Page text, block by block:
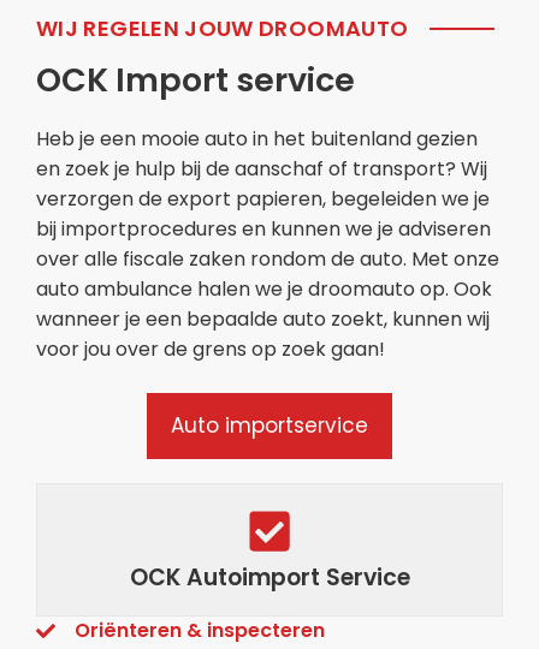
WIJ REGELEN JOUW DROOMAUTO
OCK Import service
Heb je een mooie auto in het buitenland gezien
en zoek je hulp bij de aanschaf of transport? Wij
verzorgen de export papieren, begeleiden we je
bij importprocedures en kunnen we je adviseren
over alle fiscale zaken rondom de auto. Met onze
auto ambulance halen we je droomauto op. Ook
wanneer je een bepaalde auto zoekt, kunnen wij
voor jou over de grens op zoek gaan!
Auto importservice
OCK Autoimport Service
Oriënteren & inspecteren